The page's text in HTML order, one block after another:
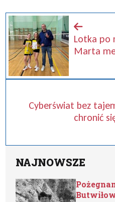
Lotka po
Marta
Cyberświat bez
chronić
NAJNOWSZE